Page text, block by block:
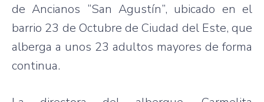
de Ancianos “San Agustín”, ubicado en el
barrio 23 de Octubre de Ciudad del Este, que
alberga a unos 23 adultos mayores de forma
continua.